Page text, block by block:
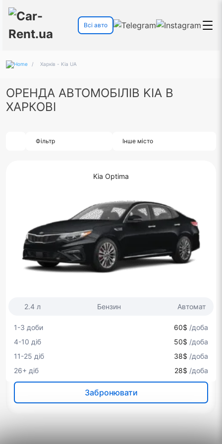
Всі авто
/ Харків - Kia UA
ОРЕНДА АВТОМОБІЛІВ KIA В
ХАРКОВІ
Фільтр Інше місто
Kia Optima
2.4 л Бензин Автомат
1-3 доби 60$ /доба
4-10 діб
50$ /доба
11-25 діб
38$ /доба
26+ діб
28$ /доба
Забронювати